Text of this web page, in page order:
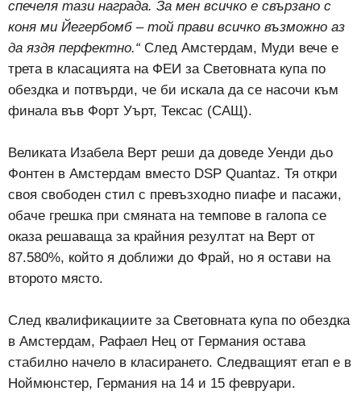
спечеля тази награда. За мен всичко е свързано с
коня ми Йегербомб – той прави всичко възможно аз
да яздя перфектно.“ След Амстердам, Муди вече е
трета в класацията на ФЕИ за Световната купа по
обездка и потвърди, че би искала да се насочи към
финала във Форт Уърт, Тексас (САЩ).
Великата Изабела Верт реши да доведе Уенди дьо
Фонтен в Амстердам вместо DSP Quantaz. Тя откри
своя свободен стил с превъзходно пиафе и пасажи,
обаче грешка при смяната на темпове в галопа се
оказа решаваща за крайния резултат на Верт от
87.580%, който я доближи до Фрай, но я остави на
второто място.
След квалификациите за Световната купа по обездка
в Амстердам, Рафаел Нец от Германия остава
стабилно начело в класирането. Следващият етап е в
Ноймюнстер, Германия на 14 и 15 февруари.